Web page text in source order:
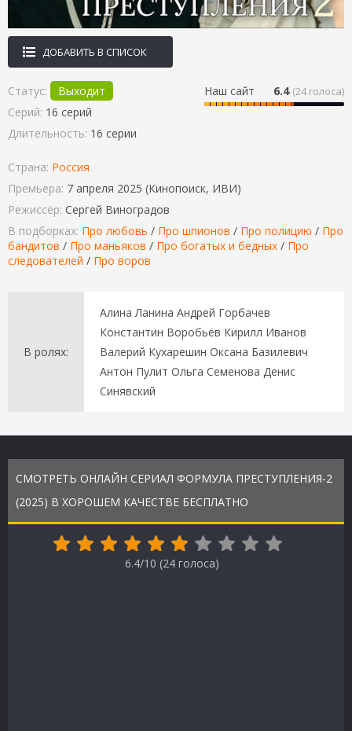
ДОБАВИТЬ В СПИСОК
Наш сайт 6.4 (24голоса)
Статус:
Выходит
Серий: 16 серий
Длительность: 16 серии
Страна: Россия
Премьера: 7 апреля 2025 (Кинопоиск, ИВИ)
Режиссёр: Сергей Виноградов
В подборках: Про любовь / Про шпионов / Про полицию / Про
бандитов / Про маньяков / Про богатых и бедных / Про
следователей / Про воров
В ролях:
Алина Ланина Андрей Горбачев
Константин Воробьёв Кирилл Иванов
Валерий Кухарешин Оксана Базилевич
Антон Пулит Ольга Семенова Денис
Синявский
СМОТРЕТЬ ОНЛАЙН СЕРИАЛ ФОРМУЛА ПРЕСТУПЛЕНИЯ-2
(2025) В ХОРОШЕМ КАЧЕСТВЕ БЕСПЛАТНО
6.4/10 (24 голоса)